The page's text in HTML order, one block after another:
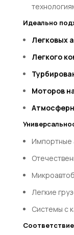
Идеально
Легковых
Легкого
Моторов
Импортные
Легкие
Системы с